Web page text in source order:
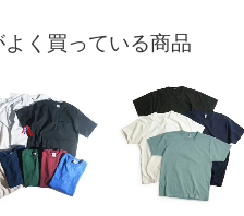
く買っている商品